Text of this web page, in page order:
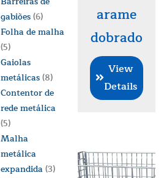
gabiões(6)
Folha de malha
(5)
Gaiolas
metálicas(8)
Contentor de
rede metálica
(5)
Malha
metálica
expandida(3)
arame
dobrado
View
Details